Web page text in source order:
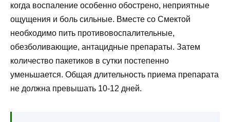
когда воспаление особенно обострено, неприятные
ощущения и боль сильные. Вместе со Смектой
необходимо пить противовоспалительные,
обезболивающие, антацидные препараты. Затем
количество пакетиков в сутки постепенно
уменьшается. Общая длительность приема препарата
не должна превышать 10-12 дней.